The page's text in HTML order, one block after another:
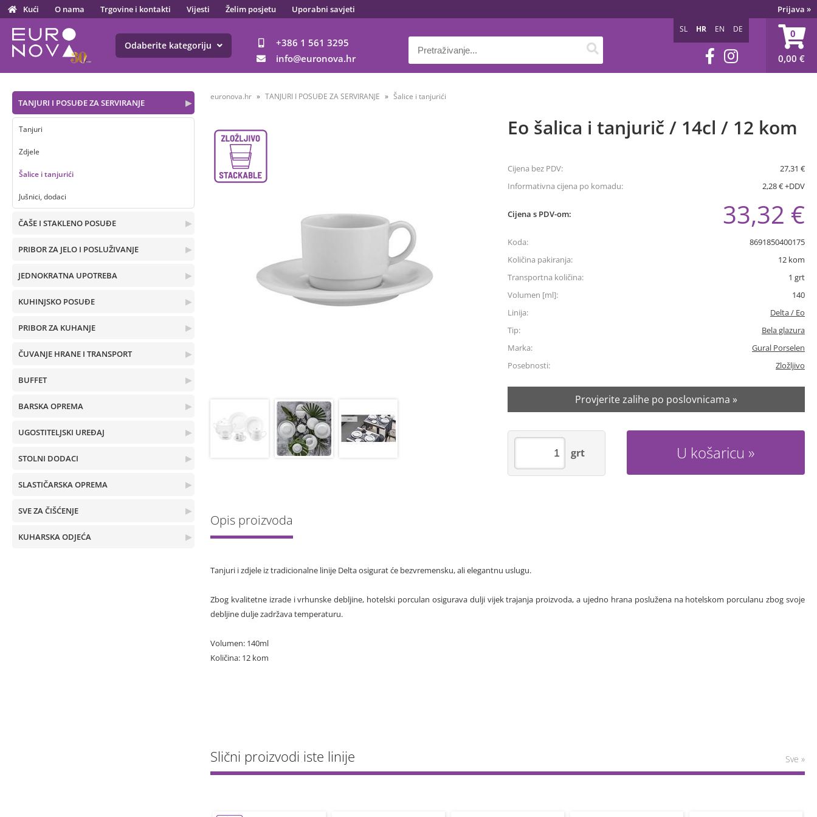
Kući O nama Trgovine i kontakti Vijesti Želim posjetu Uporabni savjeti Prijava »
+386 1 561 3295
info
euronova.hr
0
0,00 €
SL HR EN DE
Odaberite kategoriju
▶
TANJURI I POSUĐE ZA SERVIRANJE
Tanjuri
Zdjele
Šalice i tanjurići
Jušnici, dodaci
▶
ČAŠE I STAKLENO POSUĐE
▶
PRIBOR ZA JELO I POSLUŽIVANJE
▶
JEDNOKRATNA UPOTREBA
▶
KUHINJSKO POSUĐE
▶
PRIBOR ZA KUHANJE
▶
ČUVANJE HRANE I TRANSPORT
▶
BUFFET
▶
BARSKA OPREMA
▶
UGOSTITELJSKI UREĐAJ
▶
STOLNI DODACI
▶
SLASTIČARSKA OPREMA
▶
SVE ZA ČIŠĆENJE
▶
KUHARSKA ODJEĆA
euronova.hr TANJURI I POSUĐE ZA SERVIRANJE Šalice i tanjurići
Eo šalica i tanjurič / 14cl / 12 kom
Cijena bez PDV:
27,31 €
Informativna cijena po komadu:
2,28 € +DDV
Cijena s PDV-om: 33,32 €
Koda:
8691850400175
Količina pakiranja:
12 kom
Transportna količina:
1 grt
Volumen [ml]:
140
Linija:
Delta / Eo
Tip:
Bela glazura
Marka:
Gural Porselen
Posebnosti:
Zložljivo
Provjerite zalihe po poslovnicama »
U košaricu
grt
Opis proizvoda
Tanjuri i zdjele iz tradicionalne linije Delta osigurat će bezvremensku, ali elegantnu uslugu.
Zbog kvalitetne izrade i vrhunske debljine, hotelski porculan osigurava dulji vijek trajanja proizvoda, a ujedno hrana poslužena na hotelskom porculanu zbog svoje
debljine dulje zadržava temperaturu.
Volumen: 140ml
Količina: 12 kom
Slični proizvodi iste linije Sve »